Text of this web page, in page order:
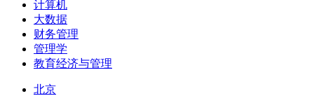
计算机
大数据
财务管理
管理学
教育经济与管理
北京